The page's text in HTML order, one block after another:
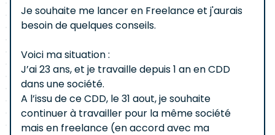
Je souhaite me lancer en Freelance et j'aurais
besoin de quelques conseils.
Voici ma situation :
J’ai 23 ans, et je travaille depuis 1 an en CDD
dans une société.
A l’issu de ce CDD, le 31 aout, je souhaite
continuer à travailler pour la même société
mais en freelance (en accord avec ma